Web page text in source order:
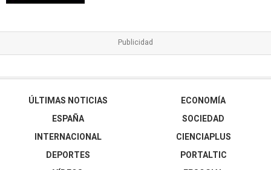
ÚLTIMAS NOTICIAS
ESPAÑA
INTERNACIONAL
DEPORTES
ECONOMÍA
SOCIEDAD
CIENCIAPLUS
PORTALTIC